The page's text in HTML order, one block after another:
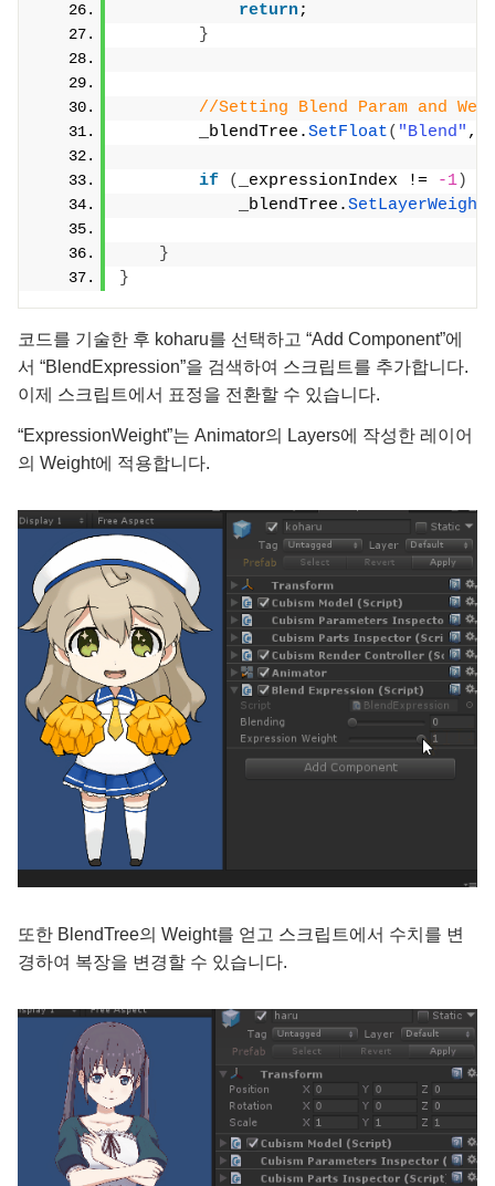
return;
}
//Setting Blend Param and
        _blendTree.
SetFloat( "Blend" ,
if ( _expressionIndex != -1)
            _blendTree.
SetLayerWeight
}
}
코드를 기술한 후 koharu를 선택하고 “Add Component”에
서 “BlendExpression”을 검색하여 스크립트를 추가합니다.
이제 스크립트에서 표정을 전환할 수 있습니다.
“ExpressionWeight”는 Animator의 Layers에 작성한 레이어
의 Weight에 적용합니다.
또한 BlendTree의 Weight를 얻고 스크립트에서 수치를 변
경하여 복장을 변경할 수 있습니다.